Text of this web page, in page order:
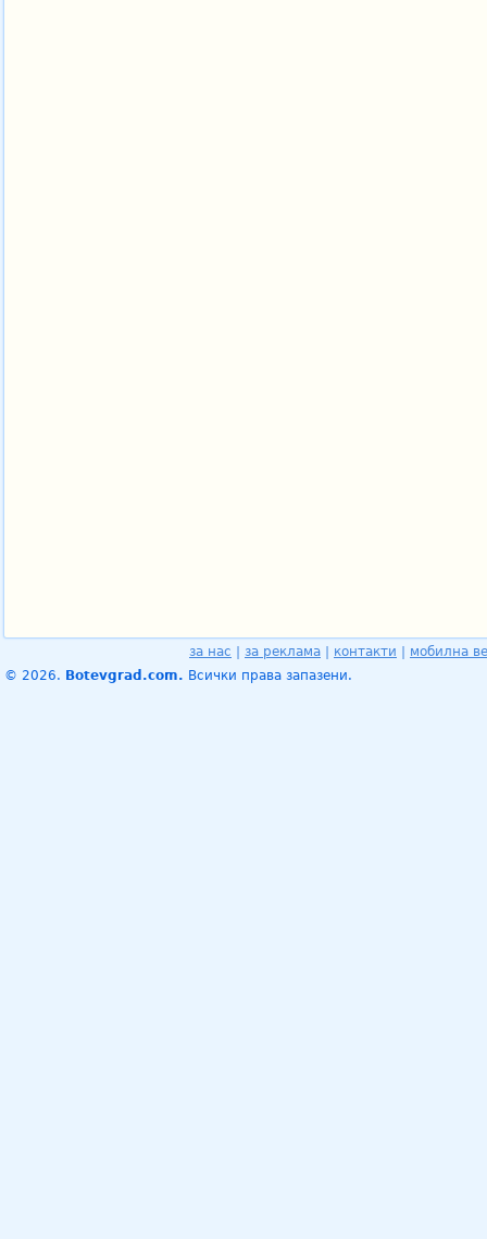
за нас за реклама контакти
мобилна
© 2026. Botevgrad.com. Всички права запазени.